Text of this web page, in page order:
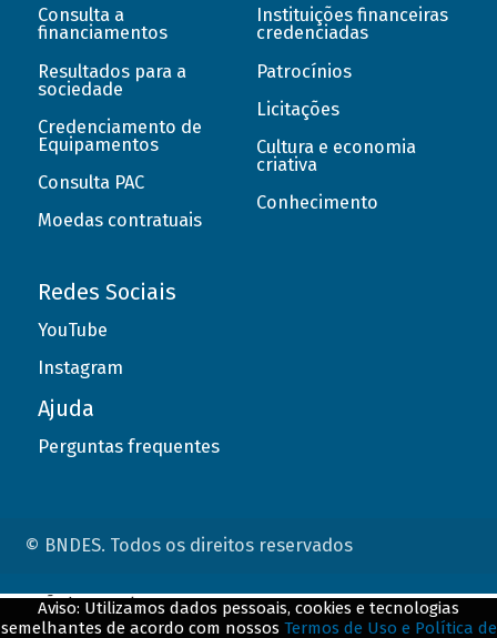
Consulta a
financiamentos
Resultados para a
sociedade
Credenciamento de
Equipamentos
Consulta PAC
Moedas contratuais
Instituições financeiras
credenciadas
Patrocínios
Licitações
Cultura e economia
criativa
Conhecimento
Redes Sociais
YouTube
Instagram
Ajuda
Perguntas frequentes
© BNDES. Todos os direitos reservados
Aviso: Utilizamos dados pessoais, cookies e tecnologias
semelhantes de acordo com nossos Termos de Uso e Política de
ConteÃºdo complementar